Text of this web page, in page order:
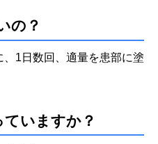
の？
1日数回、適量を患部に塗
いますか？